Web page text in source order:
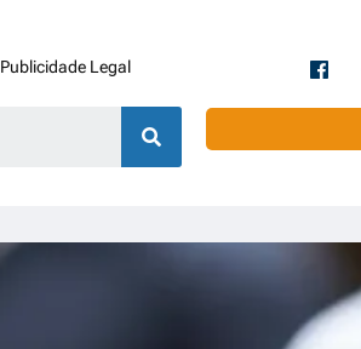
Publicidade Legal